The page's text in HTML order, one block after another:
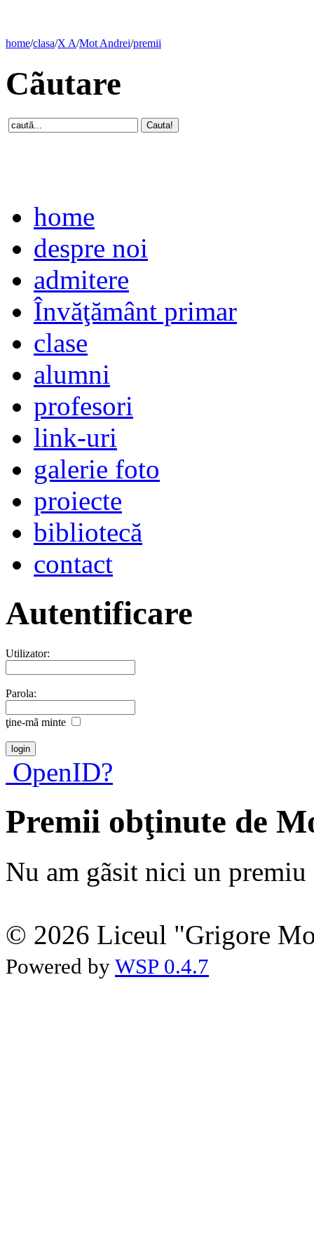
home/clasa/X A/Mot Andrei/premii
Cãutare
home
despre noi
admitere
Învăţământ primar
clase
alumni
profesori
link-uri
galerie foto
proiecte
bibliotecă
contact
Autentificare
Utilizator:
Parola:
ţine-mã minte
OpenID?
Premii obţinute de
Nu am gãsit nici un premiu
© 2026 Liceul "Grigore
Powered by WSP 0.4.7